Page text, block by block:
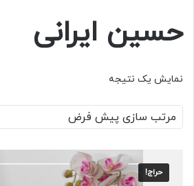
حسين ايرانی
نمایش یک نتیجه
حراج!